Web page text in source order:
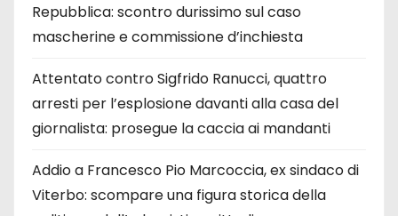
Repubblica: scontro durissimo sul caso
mascherine e commissione d’inchiesta
Attentato contro Sigfrido Ranucci, quattro
arresti per l’esplosione davanti alla casa del
giornalista: prosegue la caccia ai mandanti
Addio a Francesco Pio Marcoccia, ex sindaco di
Viterbo: scompare una figura storica della